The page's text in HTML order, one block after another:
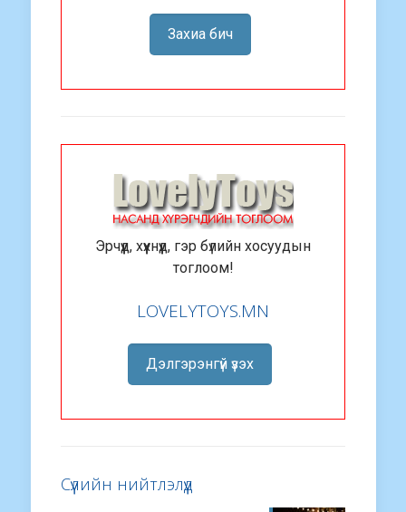
Захиа бич
Эрчүүд, хүүхнүүд, гэр бүлийн хосуудын
тоглоом!
LOVELYTOYS.MN
Дэлгэрэнгүй үзэх
Сүүлийн нийтлэлүүд